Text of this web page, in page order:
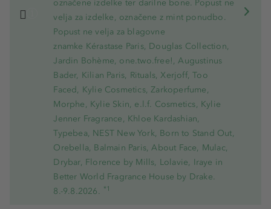
označene izdelke ter darilne bone. Popust ne
velja za izdelke, označene z mint ponudbo.
Popust ne velja za blagovne
znamke Kérastase Paris, Douglas Collection,
Jardin Bohème, one.two.free!, Augustinus
Bader, Kilian Paris, Rituals, Xerjoff, Too
Faced, Kylie Cosmetics, Zarkoperfume,
Morphe, Kylie Skin, e.l.f. Cosmetics, Kylie
Jenner Fragrance, Khloe Kardashian,
Typebea, NEST New York, Born to Stand Out,
Orebella, Balmain Paris, About Face, Mulac,
Drybar, Florence by Mills, Lolavie, Iraye in
Better World Fragrance House by Drake.
8.-9.8.2026. *1